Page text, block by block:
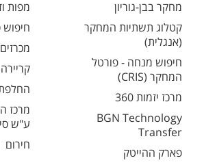
מחקר בבן-גוריון
קטלוג תשתיות המחקר
(אנגלית)
חיפוש מנחה - פורטל
המחקר (CRIS)
מרכז יזמות 360
BGN Technology
Transfer
פארק ההייטק
מפות
מרכז
ע"ש
חירום